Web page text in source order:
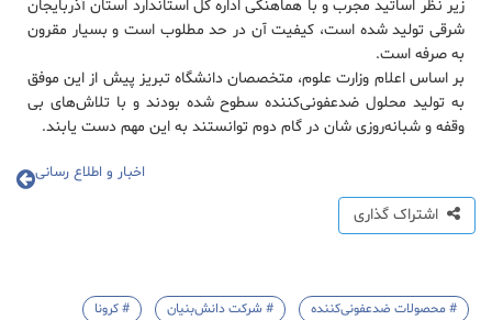
زیر نظر اساتید مجرب و با هماهنگی اداره کل استاندارد استان آذربایجان
شرقی تولید شده است، کیفیت آن در حد مطلوب است و بسیار مقرون
به صرفه است.
بر اساس اعلام وزارت علوم، متخصصان دانشگاه تبریز پیش از این موفق
به تولید محلول ضدعفونی‌کننده سطوح شده بودند و با تلاش‌های بی
وقفه و شبانه‌روزی شان در گام دوم توانستند به این مهم دست یابند.
اخبار و اطلاع رسانی
اشتراک گذاری
# محصولات ضدعفونی‌کننده # شرکت دانش‌بنیان # کرونا